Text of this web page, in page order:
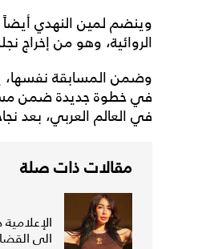
الروائية، وهو من إخراج
وضمن المسابقة نفسها،
في خطوة جديدة ضمن
في العالم العربي، بعد
مقالات ذات صلة
الإعلامية
الى